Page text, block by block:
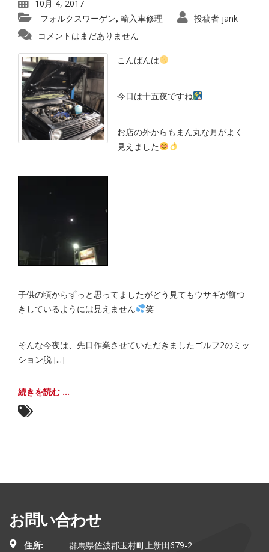
10月 4, 2017
フォルクスワーゲン, 輸入車修理 投稿者 jank
コメントはまだありません
こんばんは
今日は十五夜ですね
お店の外からもまん丸な月がよく
見えました
子供の頃からずっと思ってましたがどう見てもウサギが餅つ
きしているようには見えません
笑
そんな今夜は、先日作業させていただきましたゴルフ2のミッ
ション脱 [...]
続きを読む ...
お問い合わせ
住所:
群馬県佐波郡玉村町上新田679-2